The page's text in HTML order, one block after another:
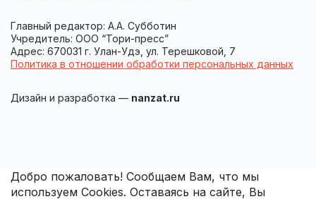
Главный редактор: А.А. Субботин
Учредитель: ООО “Тори-пресс”
Адрес: 670031 г. Улан-Удэ, ул. Терешковой, 7
Политика в отношении обработки персональных данных
Дизайн и разработка — nanzat.ru
Добро пожаловать! Сообщаем Вам, что мы
используем Cookies. Оставаясь на сайте, Вы